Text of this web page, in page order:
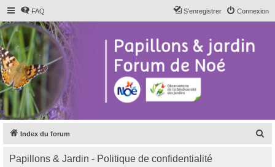
FAQ Connexion
S’enregistrer
Index du forum
Papillons & Jardin - Politique de confidentialité